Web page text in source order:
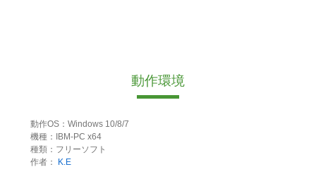
動作環境
動作OS：Windows 10/8/7
機種：IBM-PC x64
種類：フリーソフト
作者：
K.E